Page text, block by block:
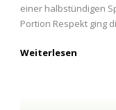
einer halbstündigen
Portion Respekt ging
Weiterlesen